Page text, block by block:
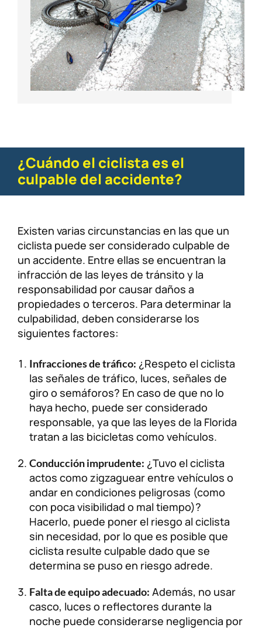
¿Cuándo el ciclista es el
culpable del accidente?
Existen varias circunstancias en las que un
ciclista puede ser considerado culpable de
un accidente. Entre ellas se encuentran la
infracción de las leyes de tránsito y la
responsabilidad por causar daños a
propiedades o terceros. Para determinar la
culpabilidad, deben considerarse los
siguientes factores:
Infracciones de tráfico: ¿Respeto el ciclista
las señales de tráfico, luces, señales de
giro o semáforos? En caso de que no lo
haya hecho, puede ser considerado
responsable, ya que las leyes de la Florida
tratan a las bicicletas como vehículos.
Conducción imprudente: ¿Tuvo el ciclista
actos como zigzaguear entre vehículos o
andar en condiciones peligrosas (como
con poca visibilidad o mal tiempo)?
Hacerlo, puede poner el riesgo al ciclista
sin necesidad, por lo que es posible que
ciclista resulte culpable dado que se
determina se puso en riesgo adrede.
Falta de equipo adecuado: Además, no usar
casco, luces o reflectores durante la
noche puede considerarse negligencia por